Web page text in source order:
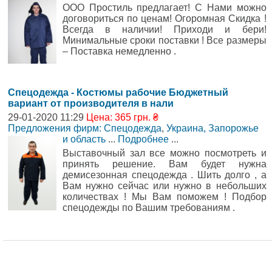
ООО Простиль предлагает! С Нами можно
договориться по ценам! Огоромная Скидка !
Всегда в наличии! Приходи и бери!
Минимальные сроки поставки ! Все размеры
– Поставка немедленно .
Спецодежда - Костюмы рабочие Бюджетный
вариант от производителя в нали
29-01-2020 11:29 Цена: 365 грн. ₴
Предложения фирм: Спецодежда, Украина, Запорожье
и область ... Подробнее ...
Выставочный зал все можно посмотреть и
принять решение. Вам будет нужна
демисезонная спецодежда . Шить долго , а
Вам нужно сейчас или нужно в небольших
количествах ! Мы Вам поможем ! Подбор
спецодежды по Вашим требованиям .